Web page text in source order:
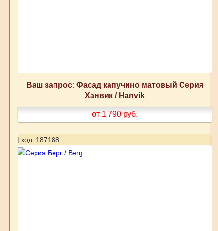
Ваш запрос: Фасад капучино матовый Серия
Ханвик / Hanvik
от 1 790 руб.
| код: 187188